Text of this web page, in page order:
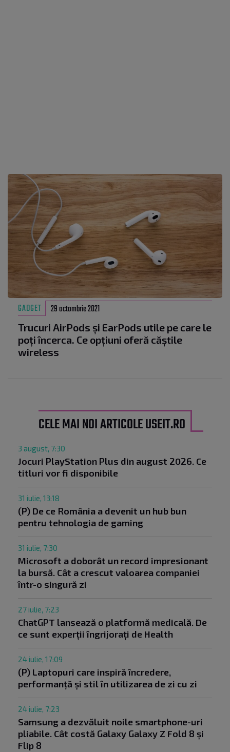
GADGET 29 octombrie 2021
Trucuri AirPods și EarPods utile pe care le
poți încerca. Ce opțiuni oferă căștile
wireless
CELE MAI NOI ARTICOLE USEIT.RO
3 august, 7:30
Jocuri PlayStation Plus din august 2026. Ce
titluri vor fi disponibile
31 iulie, 13:18
(P) De ce România a devenit un hub bun
pentru tehnologia de gaming
31 iulie, 7:30
Microsoft a doborât un record impresionant
la bursă. Cât a crescut valoarea companiei
într-o singură zi
27 iulie, 7:23
ChatGPT lansează o platformă medicală. De
ce sunt experții îngrijorați de Health
24 iulie, 17:09
(P) Laptopuri care inspiră încredere,
performanță și stil în utilizarea de zi cu zi
24 iulie, 7:23
Samsung a dezvăluit noile smartphone-uri
pliabile. Cât costă Galaxy Galaxy Z Fold 8 și
Flip 8